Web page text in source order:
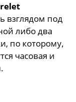
взглядом под
либо два
по которому,
часовая и